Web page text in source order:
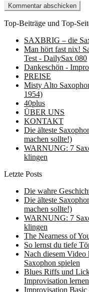
Top-Beiträge und Top-
SAXBRIG – die
Man hört fast nix!
Test - DailySax 080
Dankeschön -
PREISE
Misty Alto
1954)
40plus
ÜBER UNS
KONTAKT
Die älteste
machen sollte!)
WARNUNG: 7
klingen
Letzte Posts
Die wahre
Die älteste
machen sollte!)
WARNUNG: 7
klingen
The Nearness of
So lernst du tiefe
Nach diesem Video
Saxophon spielen
Blues Riffs und
Improvisation lernen
Improvisation